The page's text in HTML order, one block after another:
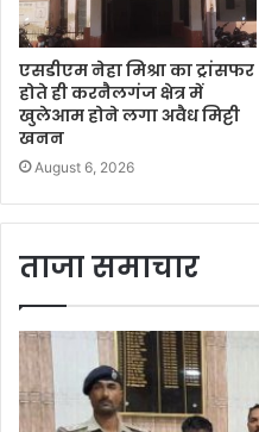
एसडीएम नेहा मिश्रा का ट्रांसफर
होते ही करनैलगंज क्षेत्र में
खुलेआम होने लगा अवैध मिट्टी
खनन
August 6, 2026
ताजा समाचार